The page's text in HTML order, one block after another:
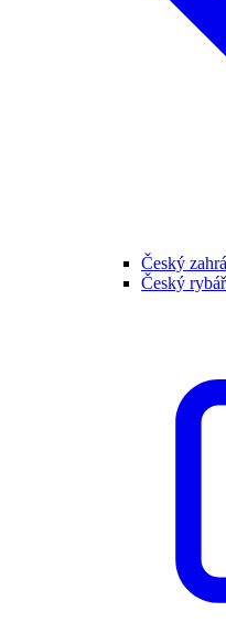
Český
Český